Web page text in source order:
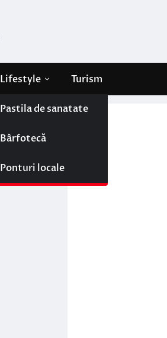
Lifestyle
Pastila de sanatate
Bârfotecă
Ponturi locale
Turism